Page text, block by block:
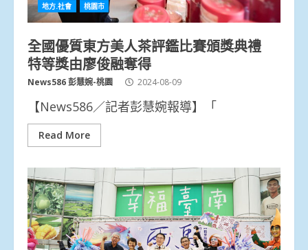
地方.社會 桃園市
全國優質東方美人茶評鑑比賽頒獎典禮
特等獎由廖俊融奪得
News586 彭慧婉-桃園 2024-08-09
【News586／記者彭慧婉報導】「
Read More